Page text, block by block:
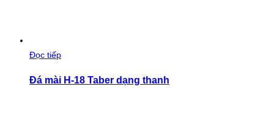
Đọc tiếp
Đá mài H-18 Taber dạng thanh